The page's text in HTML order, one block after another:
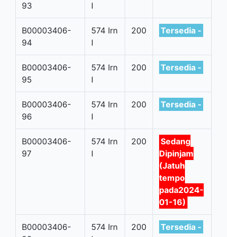
93
I
B00003406-
94
574 Irn
I
200 Tersedia -
B00003406-
95
574 Irn
I
200 Tersedia -
B00003406-
96
574 Irn
I
200 Tersedia -
B00003406-
97
574 Irn
I
200
Sedang
Dipinjam
(Jatuh
tempo
pada2024-
01-16)
B00003406-
574 Irn
200 Tersedia -